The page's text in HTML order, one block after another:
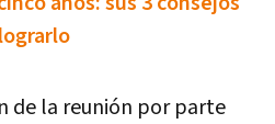
de la reunión por parte